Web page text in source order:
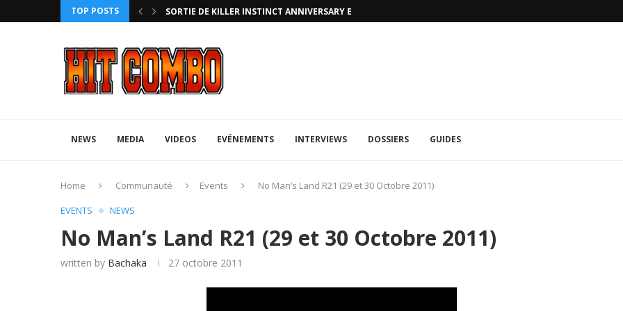
TOP POSTS
AVEC ROLLBACK... SORTIE DE KILLER INSTINCT ANNIVERSARY EDITION
NEWS MEDIA VIDEOS EVÉNEMENTS INTERVIEWS DOSSIERS GUIDES
Home Communauté Events
No Man’s Land R21 (29 et 30 Octobre 2011)
EVENTS
NEWS
No Man’s Land R21 (29 et 30 Octobre 2011)
written by Bachaka 27 octobre 2011